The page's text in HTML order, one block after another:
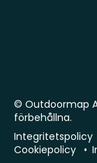
© Outdoormap
förbehållna.
Integritetspolicy
Cookiepolicy